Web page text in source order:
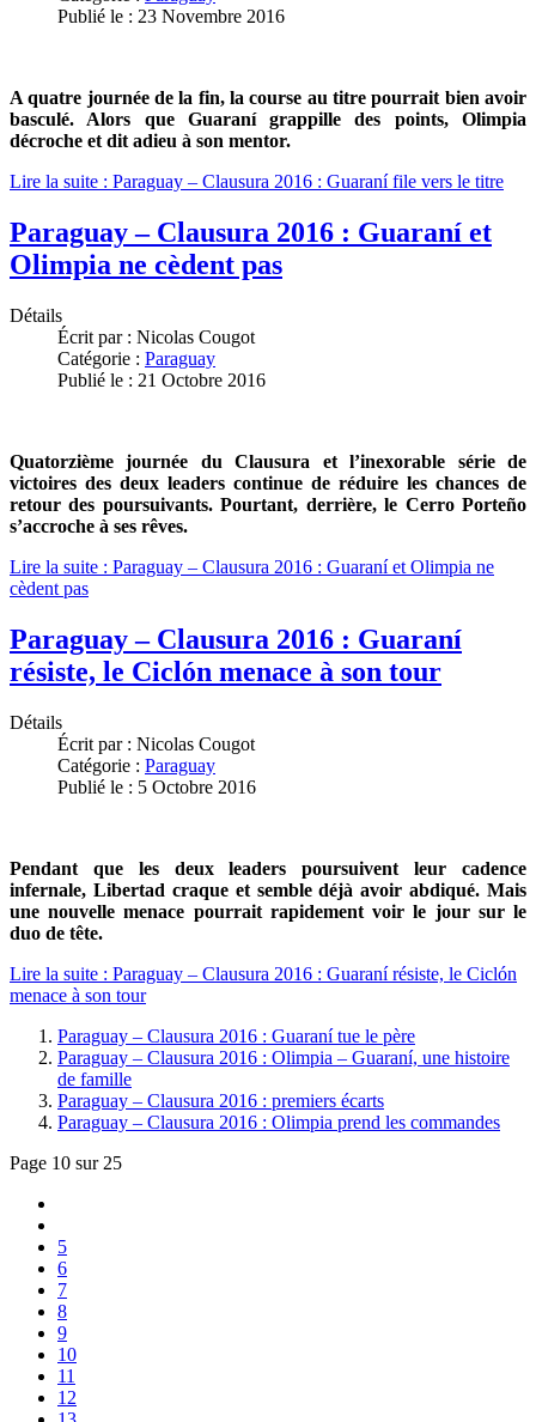
Publié le : 23 Novembre 2016
A quatre journée de la fin, la course au titre pourrait bien avoir
basculé. Alors que Guaraní grappille des points, Olimpia
décroche et dit adieu à son mentor.
Lire la suite : Paraguay – Clausura 2016 : Guaraní file vers le titre
Paraguay – Clausura 2016 : Guaraní et
Olimpia ne cèdent pas
Détails
Écrit par : Nicolas Cougot
Catégorie : Paraguay
Publié le : 21 Octobre 2016
Quatorzième journée du Clausura et l’inexorable série de
victoires des deux leaders continue de réduire les chances de
retour des poursuivants. Pourtant, derrière, le Cerro Porteño
s’accroche à ses rêves.
Lire la suite : Paraguay – Clausura 2016 : Guaraní et Olimpia ne
cèdent pas
Paraguay – Clausura 2016 : Guaraní
résiste, le Ciclón menace à son tour
Détails
Écrit par : Nicolas Cougot
Catégorie : Paraguay
Publié le : 5 Octobre 2016
Pendant que les deux leaders poursuivent leur cadence
infernale, Libertad craque et semble déjà avoir abdiqué. Mais
une nouvelle menace pourrait rapidement voir le jour sur le
duo de tête.
Lire la suite : Paraguay – Clausura 2016 : Guaraní résiste, le Ciclón
menace à son tour
Paraguay – Clausura 2016 : Guaraní tue le père
Paraguay – Clausura 2016 : Olimpia – Guaraní, une histoire
de famille
Paraguay – Clausura 2016 : premiers écarts
Paraguay – Clausura 2016 : Olimpia prend les commandes
Page 10 sur 25
5
6
7
8
9
10
11
12